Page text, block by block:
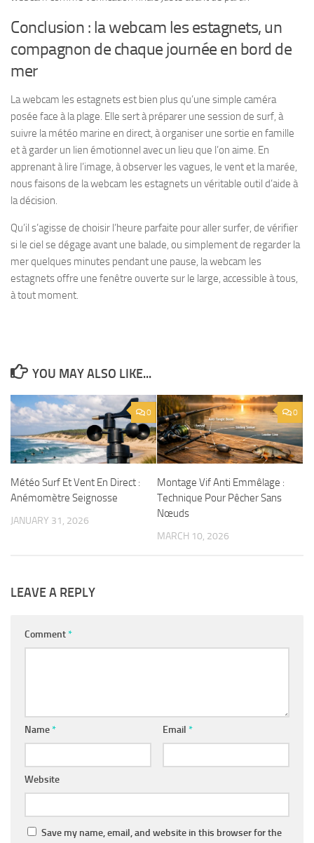
Conclusion : la webcam les estagnets, un
compagnon de chaque journée en bord de
mer
La webcam les estagnets est bien plus qu’une simple caméra
posée face à la plage. Elle sert à préparer une session de surf, à
suivre la météo marine en direct, à organiser une sortie en famille
et à garder un lien émotionnel avec un lieu que l’on aime. En
apprenant à lire l’image, à observer les vagues, le vent et la marée,
nous faisons de la webcam les estagnets un véritable outil d’aide à
la décision.
Qu’il s’agisse de choisir l’heure parfaite pour aller surfer, de vérifier
si le ciel se dégage avant une balade, ou simplement de regarder la
mer quelques minutes pendant une pause, la webcam les
estagnets offre une fenêtre ouverte sur le large, accessible à tous,
à tout moment.
YOU MAY ALSO LIKE...
0
Météo Surf Et Vent En Direct :
Anémomètre Seignosse
JANUARY 31, 2026
0
Montage Vif Anti Emmêlage :
Technique Pour Pêcher Sans
Nœuds
MARCH 10, 2026
LEAVE A REPLY
Comment*
Name* Email *
Website
Save my name, email, and website in this browser for the